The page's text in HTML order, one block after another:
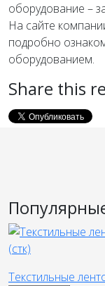
оборудование –
На сайте
подробно
оборудованием.
Share this
Текстильные